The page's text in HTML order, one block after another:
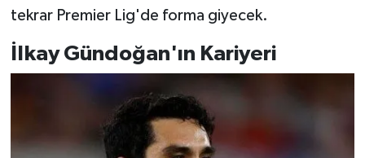
tekrar Premier Lig'de forma giyecek.
İlkay Gündoğan'ın Kariyeri